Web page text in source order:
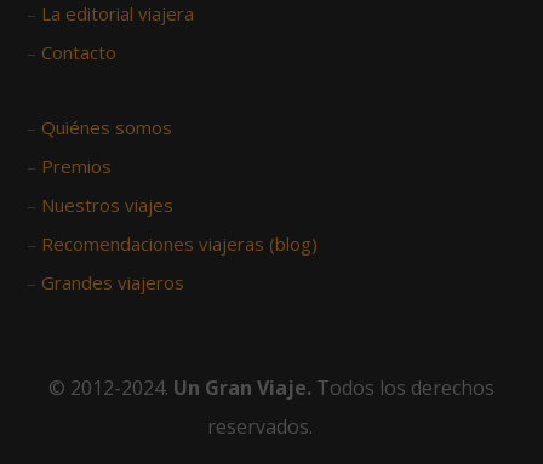
– La editorial viajera
– Contacto
– Quiénes somos
– Premios
– Nuestros viajes
– Recomendaciones viajeras (blog)
– Grandes viajeros
© 2012-2024. Un Gran Viaje. Todos los derechos
reservados.